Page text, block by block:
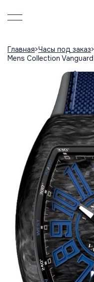
Главная Часы под заказ
Mens Collection Vanguard